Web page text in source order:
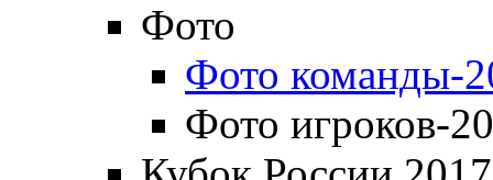
Фото
Фото команды-
Фото игроков-